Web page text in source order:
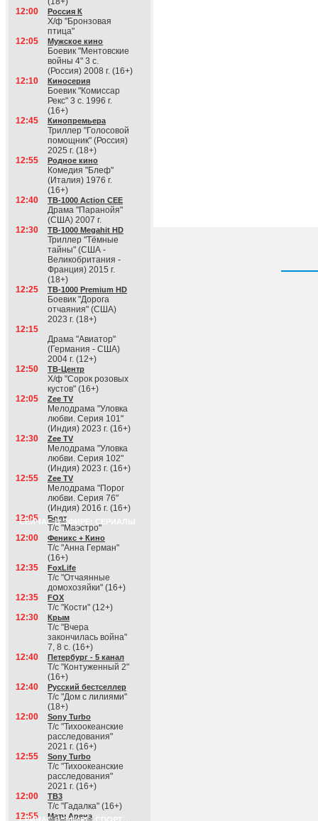
12:00
Россия К
Х/ф "Бронзовая
птица"
12:05
Мужское кино
Боевик "Ментовские
войны 4" 3 с.
(Россия) 2008 г. (16+)
12:10
Киносерия
Боевик "Комиссар
Рекс" 3 с. 1996 г.
(16+)
12:45
Кинопремьера
Триллер "Голосовой
помощник" (Россия)
2025 г. (18+)
12:55
Родное кино
Комедия "Блеф"
(Италия) 1976 г.
(16+)
12:40
ТВ-1000 Action CEE
Драма "Паранойя"
(США) 2007 г.
12:30
ТВ-1000 Megahit HD
Триллер "Тёмные
тайны" (США -
Великобритания -
Франция) 2015 г.
(18+)
12:25
ТВ-1000 Premium HD
Боевик "Дорога
отчаяния" (США)
2023 г. (18+)
12:15
Драма "Авиатор"
(Германия - США)
2004 г. (12+)
12:50
ТВ-Центр
Х/ф "Сорок розовых
кустов" (16+)
12:05
Zee TV
Мелодрама "Уловка
любви. Серия 101"
(Индия) 2023 г. (16+)
12:30
Zee TV
Мелодрама "Уловка
любви. Серия 102"
(Индия) 2023 г. (16+)
12:55
Zee TV
Мелодрама "Порог
любви. Серия 76"
(Индия) 2016 г. (16+)
СЕЙЧАС В ЭФИРЕ: СЕРИАЛЫ
12:05 Болт
Т/с "Маэстро"
12:00
Феникс + Кино
Т/с "Анна Герман"
(16+)
12:35
FoxLife
Т/с "Отчаянные
домохозяйки" (16+)
12:35
FOX
Т/с "Кости" (12+)
12:30
Крым
Т/с "Вчера
закончилась война"
7, 8 с. (16+)
12:40
Петербург - 5 канал
Т/с "Контуженный 2"
(16+)
12:40
Русский бестселлер
Т/с "Дом с лилиями"
(18+)
12:00
Sony Turbo
Т/с "Тихоокеанские
расследования"
2021 г. (16+)
12:55
Sony Turbo
Т/с "Тихоокеанские
расследования"
2021 г. (16+)
12:00
ТВ3
Т/с "Гадалка" (16+)
12:55 Матч Арена